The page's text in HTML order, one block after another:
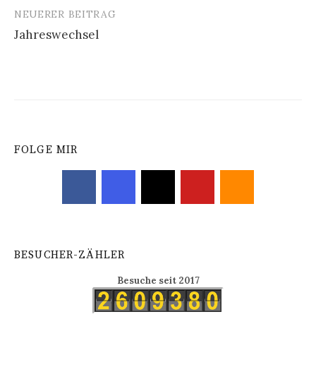
NEUERER BEITRAG
Jahreswechsel
FOLGE MIR
BESUCHER-ZÄHLER
Besuche seit 2017